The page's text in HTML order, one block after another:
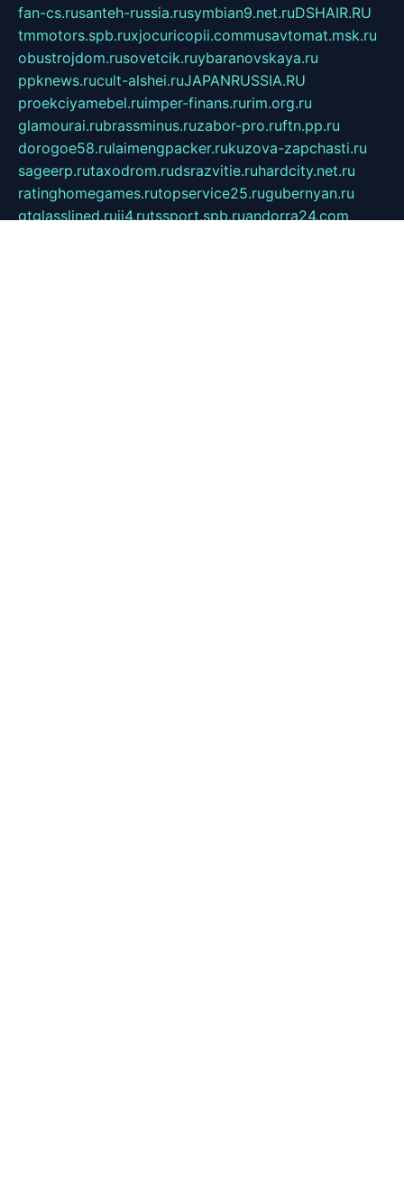
fan-cs.rusanteh-russia.rusymbian9.net.ruDSHAIR.RU
tmmotors.spb.ruxjocuricopii.commusavtomat.msk.ru
obustrojdom.rusovetcik.ruybaranovskaya.ru
ppknews.rucult-alshei.ruJAPANRUSSIA.RU
proekciyamebel.ruimper-finans.rurim.org.ru
glamourai.rubrassminus.ruzabor-pro.ruftn.pp.ru
dorogoe58.rulaimengpacker.rukuzova-zapchasti.ru
sageerp.rutaxodrom.rudsrazvitie.ruhardcity.net.ru
ratinghomegames.rutopservice25.rugubernyan.ru
gtglasslined.ruii4.rutssport.spb.ruandorra24.com